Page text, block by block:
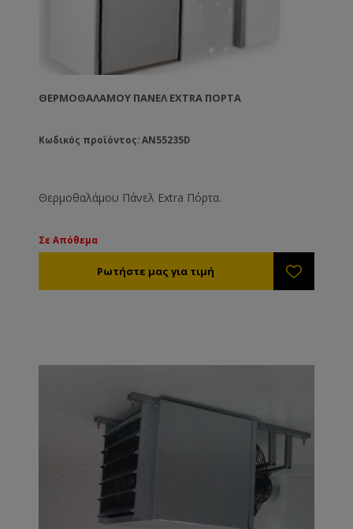
ΘΕΡΜΟΘΑΛΆΜΟΥ ΠΆΝΕΛ EXTRA ΠΌΡΤΑ
Κωδικός προϊόντος: AN55235D
Θερμοθαλάμου Πάνελ Extra Πόρτα.
Σε Απόθεμα